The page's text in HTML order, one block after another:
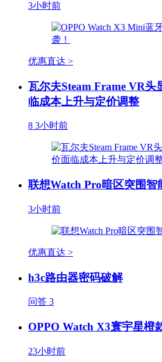
3小时前
优惠直达 >
瓦尔夫Steam Frame VR头
临成本上升与定价调整
8 3小时前
联想Watch Pro暗区突围智
3小时前
优惠直达 >
h3c路由器密码破解
问答 3
OPPO Watch X3寰宇星橙
23小时前